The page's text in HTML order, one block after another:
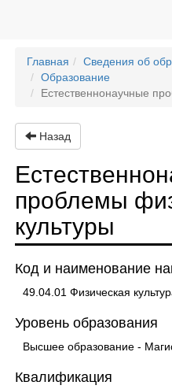
Главная
Сведения об
Образование
Естественнонаучные
Назад
проблемы
культуры
Код и наименование
49.04.01 Физическая
Уровень образования
Высшее образование -
Квалификация